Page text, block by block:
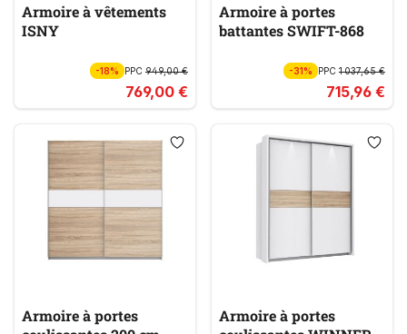
Armoire à vêtements
ISNY
-18% PPC 949,00 €
769,00 €
Armoire à portes
battantes SWIFT-868
-31% PPC1 037,65 €
715,96 €
Armoire à portes
Armoire à portes